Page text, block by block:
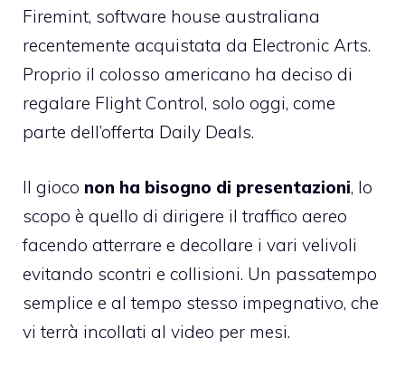
Firemint, software house australiana
recentemente acquistata da Electronic Arts.
Proprio il colosso americano ha deciso di
regalare Flight Control, solo oggi, come
parte dell’offerta Daily Deals.
Il gioco non ha bisogno di presentazioni, lo
scopo è quello di dirigere il traffico aereo
facendo atterrare e decollare i vari velivoli
evitando scontri e collisioni. Un passatempo
semplice e al tempo stesso impegnativo, che
vi terrà incollati al video per mesi.